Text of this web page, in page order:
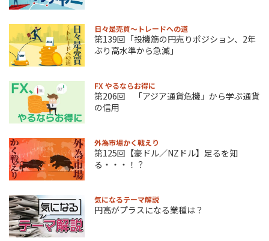
日々是売買～トレードへの道
第139回「投機筋の円売りポジション、2年
ぶり高水準から急減」
FX やるならお得に
第206回 「アジア通貨危機」から学ぶ通貨
の信用
外為市場かく戦えり
第125回【豪ドル／NZドル】足るを知
る・・・！？
気になるテーマ解説
円高がプラスになる業種は？